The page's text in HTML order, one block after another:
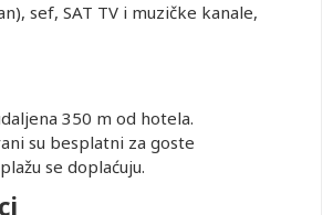
sef, SAT TV i muzičke kanale,
350 m od hotela.
su besplatni za goste
se doplaćuju.